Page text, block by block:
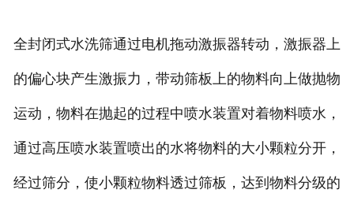
全封闭式水洗筛通过电机拖动激振器转动，激振器上
的偏心块产生激振力，带动筛板上的物料向上做抛物
运动，物料在抛起的过程中喷水装置对着物料喷水，
通过高压喷水装置喷出的水将物料的大小颗粒分开，
经过筛分，使小颗粒物料透过筛板，达到物料分级的